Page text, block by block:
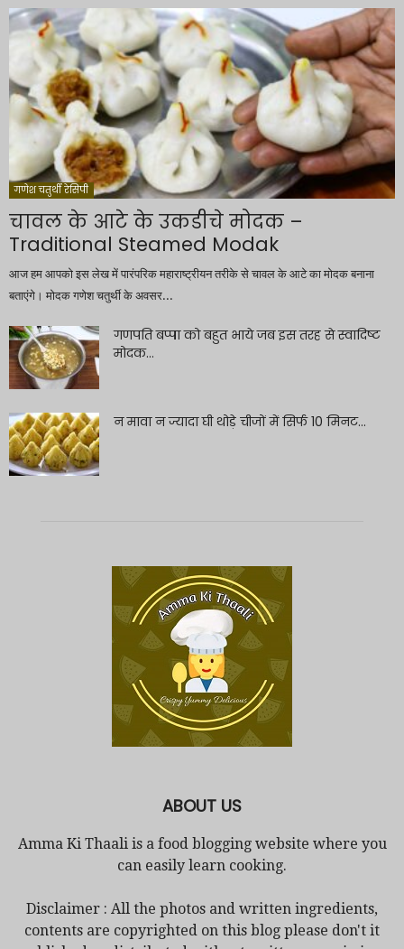
गणेश चतुर्थी रेसिपी
चावल के आटे के उकडीचे मोदक –
Traditional Steamed Modak
आज हम आपको इस लेख में पारंपरिक महाराष्ट्रीयन तरीके से चावल के आटे का मोदक बनाना
बताएंगे। मोदक गणेश चतुर्थी के अवसर...
गणपति बप्पा को बहुत भाये जब इस तरह से स्वादिष्ट
मोदक...
न मावा न ज्यादा घी थोड़े चीजों में सिर्फ 10 मिनट...
ABOUT US
Amma Ki Thaali is a food blogging website where you
can easily learn cooking.
Disclaimer : All the photos and written ingredients,
contents are copyrighted on this blog please don't it